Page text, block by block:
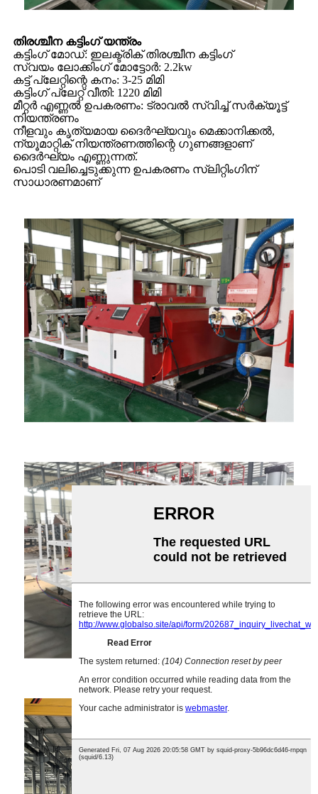
തിരശ്ചീന കട്ടിംഗ് യന്ത്രം
കട്ടിംഗ് മോഡ്: ഇലക്ട്രിക് തിരശ്ചീന കട്ടിംഗ്
സ്വയം ലോക്കിംഗ് മോട്ടോർ: 2.2kw
കട്ട് പ്ലേറ്റിന്റെ കനം: 3-25 മിമി
കട്ടിംഗ് പ്ലേറ്റ് വീതി: 1220 മിമി
മീറ്റർ എണ്ണൽ ഉപകരണം: ട്രാവൽ സ്വിച്ച് സർക്യൂട്ട്
നിയന്ത്രണം
നീളവും കൃത്യമായ ദൈർഘ്യവും മെക്കാനിക്കൽ,
ന്യൂമാറ്റിക് നിയന്ത്രണത്തിന്റെ ഗുണങ്ങളാണ്
ദൈർഘ്യം എണ്ണുന്നത്.
പൊടി വലിച്ചെടുക്കുന്ന ഉപകരണം സ്ലിറ്റിംഗിന്
സാധാരണമാണ്